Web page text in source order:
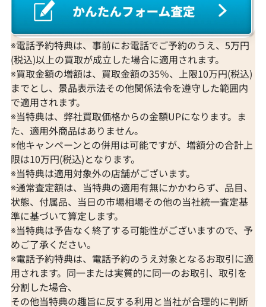
参考買取価格
303,000円
2026年4月10日時点
参考買取価格
2026年2月10日
K18/K18WG アレキサンドライト・ダイヤ
モンド ネックレス/ペンダントトップ
0.32・D0.21ct
参考買取価格
207,000円
2026年4月11日時点
Pt900/Pt850 ア
0.63・0.38ct
参考買取価格
2026年4月10日
※電話予約特典は、事前にお電話でご予約のうえ、5万円
(税込)以上の買取が成立した場合に適用されます。
※買取金額の増額は、買取金額の35％、上限10万円(税込)
までとし、景品表示法その他関係法令を遵守した範囲内
で適用されます。
※当特典は、弊社買取価格からの金額UPになります。ま
た、適用外商品はありません。
※他キャンペーンとの併用は可能ですが、増額分の合計上
限は10万円(税込)となります。
※当特典は適用対象外の店舗がございます。
※通常査定額は、当特典の適用有無にかかわらず、品目、
状態、付属品、当日の市場相場その他の当社統一査定基
準に基づいて算定します。
※当特典は予告なく終了する可能性がございますので、予
めご了承ください。
※電話予約特典は、電話予約のうえ対象となるお取引に適
用されます。同一または実質的に同一のお取引、取引を
分割した場合、
その他当特典の趣旨に反する利用と当社が合理的に判断